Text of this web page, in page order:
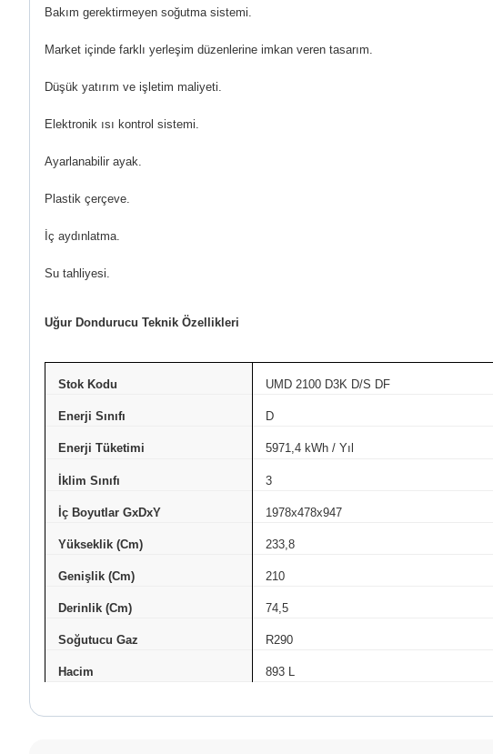
Bakım gerektirmeyen soğutma sistemi.
Market içinde farklı yerleşim düzenlerine imkan veren tasarım.
Düşük yatırım ve işletim maliyeti.
Elektronik ısı kontrol sistemi.
Ayarlanabilir ayak.
Plastik çerçeve.
İç aydınlatma.
Su tahliyesi.
Uğur Dondurucu Teknik Özellikleri
Stok Kodu UMD 2100 D3K D/S DF
Enerji Sınıfı D
Enerji Tüketimi 5971,4 kWh / Yıl
İklim Sınıfı 3
İç Boyutlar GxDxY 1978x478x947
Yükseklik (Cm) 233,8
Genişlik (Cm) 210
Derinlik (Cm) 74,5
Soğutucu Gaz R290
Hacim 893 L